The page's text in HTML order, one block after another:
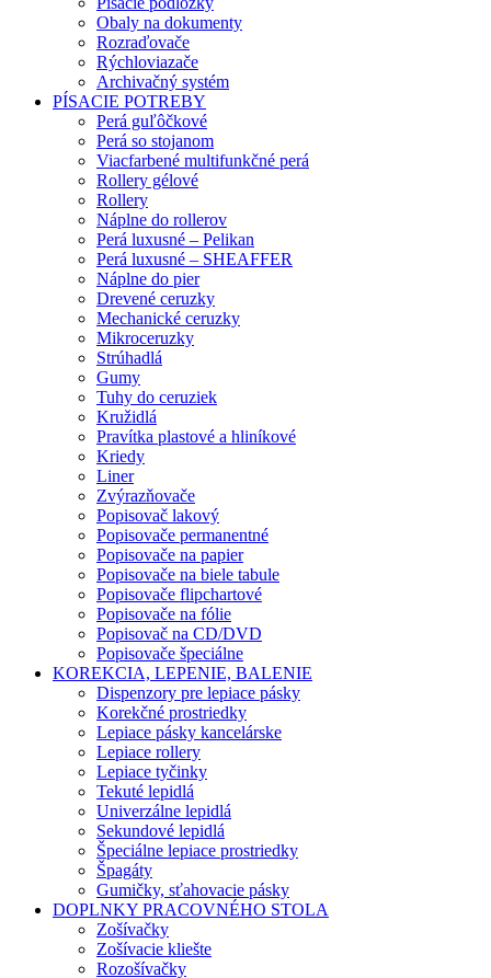
Obaly na dokumenty
Rozraďovače
Rýchloviazače
Archivačný systém
PÍSACIE POTREBY
Perá guľôčkové
Perá so stojanom
Viacfarbené multifunkčné perá
Rollery gélové
Rollery
Náplne do rollerov
Perá luxusné – Pelikan
Perá luxusné – SHEAFFER
Náplne do pier
Drevené ceruzky
Mechanické ceruzky
Mikroceruzky
Strúhadlá
Gumy
Tuhy do ceruziek
Kružidlá
Pravítka plastové a hliníkové
Kriedy
Liner
Zvýrazňovače
Popisovač lakový
Popisovače permanentné
Popisovače na papier
Popisovače na biele tabule
Popisovače flipchartové
Popisovače na fólie
Popisovač na CD/DVD
Popisovače špeciálne
KOREKCIA, LEPENIE, BALENIE
Dispenzory pre lepiace pásky
Korekčné prostriedky
Lepiace pásky kancelárske
Lepiace rollery
Lepiace tyčinky
Tekuté lepidlá
Univerzálne lepidlá
Sekundové lepidlá
Špeciálne lepiace prostriedky
Špagáty
Gumičky, sťahovacie pásky
DOPLNKY PRACOVNÉHO STOLA
Zošívačky
Zošívacie kliešte
Rozošívačky